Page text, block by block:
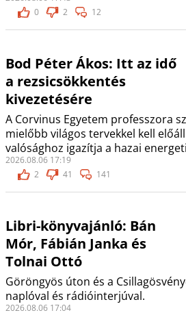
0
2 12
Bod Péter Ákos: Itt az idő
a rezsicsökkentés
kivezetésére
A Corvinus Egyetem professzora
mielőbb világos tervekkel kell
valósághoz igazítja a hazai
2026.08.06 17:19
2
41 141
Libri-könyvajánló: Bán
Mór, Fábián Janka és
Tolnai Ottó
Göröngyös úton és a
naplóval és rádióinterjúval.
2026.08.06 17:04